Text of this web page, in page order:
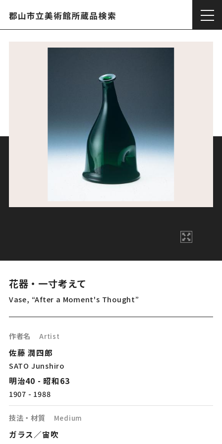
花器・一寸考えて
Vase, “After a Moment's Thought”
作者名 Artist
佐藤 潤四郎
SATO Junshiro
明治40 - 昭和63
1907 - 1988
技法・材質 Medium
ガラス／宙吹